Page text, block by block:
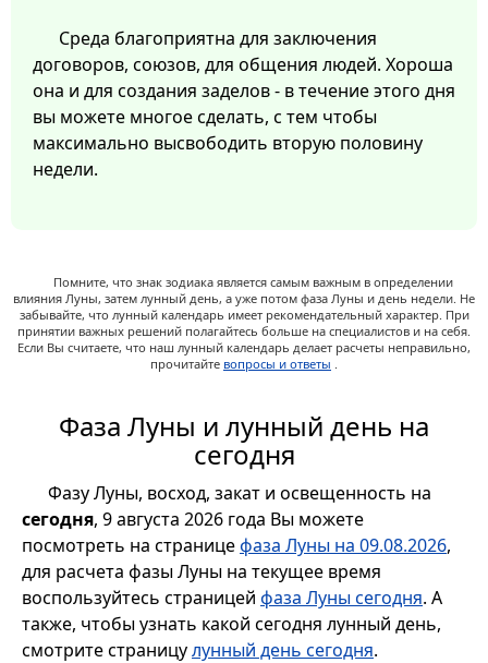
Среда благоприятна для заключения
договоров, союзов, для общения людей. Хороша
она и для создания заделов - в течение этого дня
вы можете многое сделать, с тем чтобы
максимально высвободить вторую половину
недели.
Помните, что знак зодиака является самым важным в определении
влияния Луны, затем лунный день, а уже потом фаза Луны и день недели. Не
забывайте, что лунный календарь имеет рекомендательный характер. При
принятии важных решений полагайтесь больше на специалистов и на себя.
Если Вы считаете, что наш лунный календарь делает расчеты неправильно,
прочитайте вопросы и ответы .
Фаза Луны и лунный день на
сегодня
Фазу Луны, восход, закат и освещенность на
сегодня, 9 августа 2026 года Вы можете
посмотреть на страницефаза Луны на 09.08.2026,
для расчета фазы Луны на текущее время
воспользуйтесь страницей фаза Луны сегодня. А
также, чтобы узнать какой сегодня лунный день,
смотрите страницулунный день сегодня.